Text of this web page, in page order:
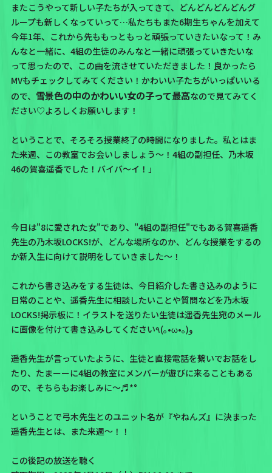
またこうやって新しい子たちが入ってきて、どんどんどんどんグ
ループも新しくなっていって…私たちもまた6期生ちゃんを加えて
今年1年、これから先ももっともっと頑張っていきたいなって！み
んなと一緒に、4組の生徒のみんなと一緒に頑張っていきたいな
って思ったので、この曲を流させていただきました！ 良かったら
MVもチェックしてみてください！かわいい子たちがいっぱいいる
ので、 雪景色の中のかわいい女の子って最高なので見てみてく
ださい♡よろしくお願いします！
ということで、そろそろ授業終了の時間になりました。私とはま
た来週、この教室でお会いしましょう〜！4組の副担任、乃木坂
46の賀喜遥香でした！バイバ〜イ！」
今日は"8に愛された女"であり、"4組の副担任"でもある賀喜遥香
先生の乃木坂LOCKS!が、どんな場所なのか、どんな授業をするの
か新入生に向けて説明をしていきました〜！
これから書き込みをする生徒は、今日紹介した書き込みのように
日常のことや、遥香先生に相談したいことや質問などを乃木坂
LOCKS!掲示板に！イラストを送りたい生徒は遥香先生宛のメール
に画像を付けて書き込みしてください٩(｡•ω•｡)و
遥香先生が言っていたように、生徒と直接電話を繋いでお話をし
たり、たまーーに4組の教室にメンバーが遊びに来ることもある
ので、そちらもお楽しみに〜♬*°
ということで弓木先生とのユニット名が『やねんズ』に決まった
遥香先生とは、また来週〜！！
この後記の放送を聴く